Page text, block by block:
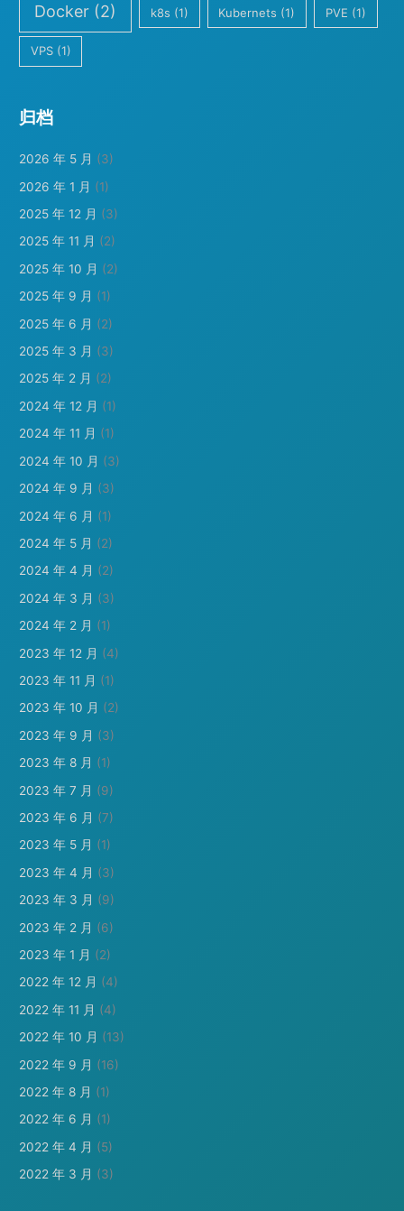
Docker (2) k8s (1) Kubernets (1) PVE (1)
VPS(1)
归档
2026 年 5 月 (3)
2026 年 1 月 (1)
2025 年 12 月 (3)
2025 年 11 月 (2)
2025 年 10 月 (2)
2025 年 9 月 (1)
2025 年 6 月 (2)
2025 年 3 月 (3)
2025 年 2 月 (2)
2024 年 12 月 (1)
2024 年 11 月 (1)
2024 年 10 月 (3)
2024 年 9 月 (3)
2024 年 6 月 (1)
2024 年 5 月 (2)
2024 年 4 月 (2)
2024 年 3 月 (3)
2024 年 2 月 (1)
2023 年 12 月 (4)
2023 年 11 月 (1)
2023 年 10 月 (2)
2023 年 9 月 (3)
2023 年 8 月 (1)
2023 年 7 月 (9)
2023 年 6 月 (7)
2023 年 5 月 (1)
2023 年 4 月 (3)
2023 年 3 月 (9)
2023 年 2 月 (6)
2023 年 1 月 (2)
2022 年 12 月 (4)
2022 年 11 月 (4)
2022 年 10 月 (13)
2022 年 9 月 (16)
2022 年 8 月 (1)
2022 年 6 月 (1)
2022 年 4 月 (5)
2022 年 3 月 (3)